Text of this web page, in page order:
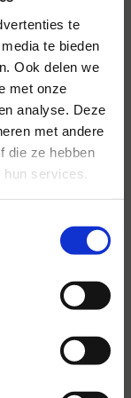
te
te bieden
Ook delen we
met onze
analyse. Deze
met andere
die ze hebben
services.
en
voor